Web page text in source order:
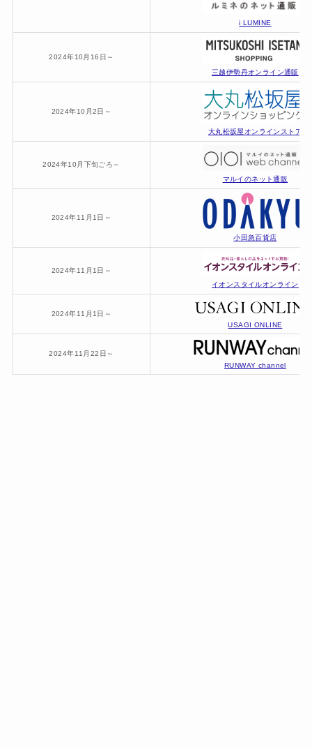
i LUMINE
2024年10月16日～
三越伊勢丹オンライン通販
2024年10月2日～
大丸松坂屋オンラインストア
2024年10月下旬ごろ～
マルイのネット通販
2024年11月1日～
小田急百貨店
2024年11月1日～
イオンスタイルオンライン
2024年11月1日～
USAGI ONLINE
2024年11月22日～
RUNWAY channel